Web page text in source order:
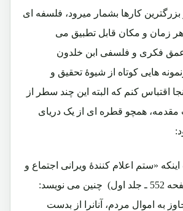
کارها بشمار میرود، فلسفه ای
زمان و مکان قابل تطبیق می
فکری و فلسفی ابن خلدون
هایی کوتاه از شیوۀ تحقیق و
اقتباس کنم که البته این چند سطر از
مقدمه، همچو قطره ای از یک دریای
«ستم اعلام کنندۀ ویرانی اجتماع و
عمران است» (صفحه 552 ـ جلد اول) چنین می نویسد:
به اموال مردم، آنانرا از بدست